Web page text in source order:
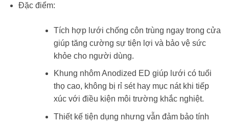
Đặc điểm:
Tích hợp lưới chống côn trùng ngay trong cửa
giúp tăng cường sự tiện lợi và bảo vệ sức
khỏe cho người dùng.
Khung nhôm Anodized ED giúp lưới có tuổi
thọ cao, không bị rỉ sét hay mục nát khi tiếp
xúc với điều kiện môi trường khắc nghiệt.
Thiết kế tiện dụng nhưng vẫn đảm bảo tính